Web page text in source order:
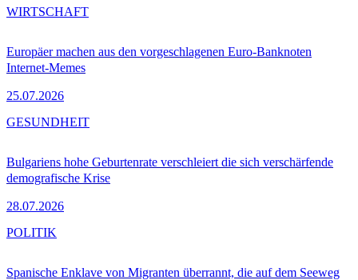
Europäer machen aus den vorgeschlagenen Euro-Banknoten
Internet-Memes
25.07.2026
WIRTSCHAFT
Bulgariens hohe Geburtenrate verschleiert die sich verschärfende
demografische Krise
28.07.2026
GESUNDHEIT
Spanische Enklave von Migranten überrannt, die auf dem Seeweg
POLITIK